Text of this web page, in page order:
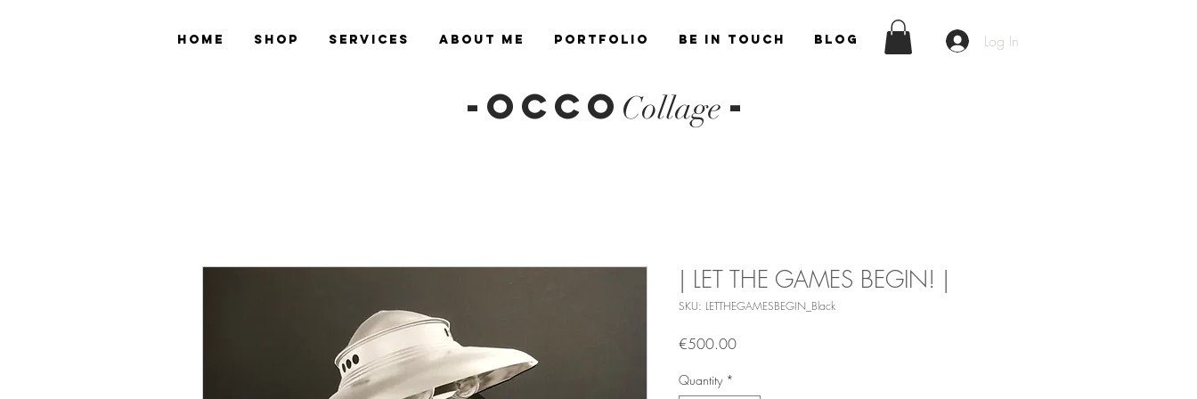
Home Shop Services About Me Portfolio Be in Touch Blog Log In
-OCCO Collage -
| LET THE GAMES BEGIN! |
SKU: LETTHEGAMESBEGIN_Black
€500.00Price
Quantity *